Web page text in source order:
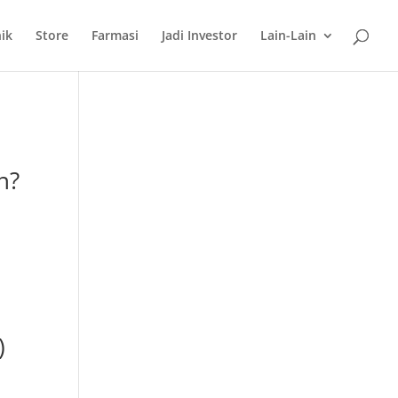
Store Farmasi Jadi Investor Lain-Lain